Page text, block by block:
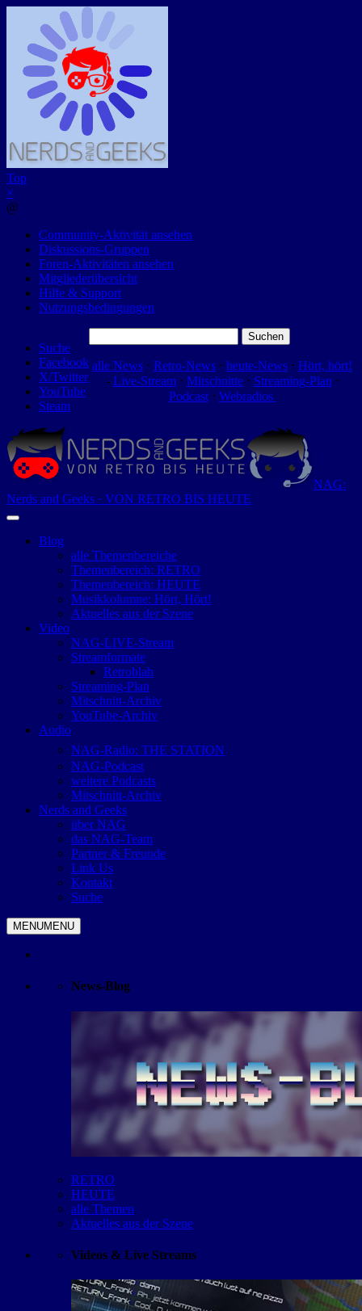
Top
×
@
Community-Aktivität ansehen
Diskussions-Gruppen
Foren-Aktivitäten ansehen
Mitgliederübersicht
Hilfe & Support
Nutzungsbedingungen
Suche
Facebook
X/Twitter
YouTube
Steam
nach:
alle News ⋅ Retro-News ⋅ heute-News ⋅ Hört, hört!
- Live-Stream⋅ Mitschnitte⋅ Streaming-Plan ⋅
Podcast⋅ Webradios
NAG:
Nerds and Geeks · VON RETRO BIS HEUTE
Blog
alle Themenbereiche
Themenbereich: RETRO
Themenbereich: HEUTE
Musikkolumne: Hört, Hört!
Aktuelles aus der Szene
Video
NAG-LIVE-Stream
Streamformate
Retroblah
Streaming-Plan
Mitschnitt-Archiv
YouTube-Archiv
Audio
NAG-Radio: THE STATION
NAG-Podcast
weitere Podcasts
Mitschnitt-Archiv
Nerds and Geeks
über NAG
das NAG-Team
Partner & Freunde
Link Us
Kontakt
Suche
MENUMENU
News-Blog
RETRO
HEUTE
alle Themen
Aktuelles aus der Szene
Videos & Live Streams